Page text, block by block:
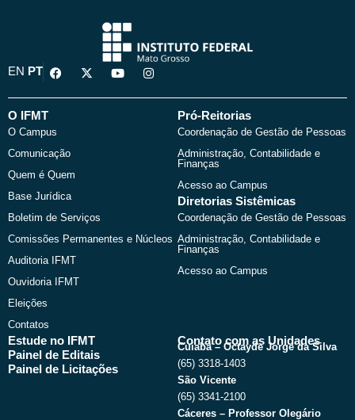
EN PT
F
a
e
o
k
X
-
w
Y
o
t
I
n
t
O IFMT
O Campus
Comunicação
Quem é Quem
Base Jurídica
Boletim de Serviços
Comissões Permanentes e Núcleos
Auditoria IFMT
Ouvidoria IFMT
Eleições
Contatos
Pró-Reitorias
Coordenação de Gestão de Pessoas
Administração, Contabilidade e
Finanças
Acesso ao Campus
Diretorias Sistêmicas
Coordenação de Gestão de Pessoas
Administração, Contabilidade e
Finanças
Acesso ao Campus
Estude no IFMT
Painel de Editais
Painel de Licitações
Contato com as Unidades
Cuiabá – Octayde Jorge da Silva
(65) 3318-1403
São Vicente
(65) 3341-2100
Cáceres – Professor Olegário